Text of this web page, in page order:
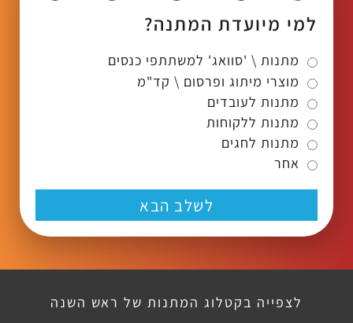
למי מיועדת המתנה?
מתנות \ 'סוואג' למשתתפי כנסים
מוצרי מיתוג ופרסום \ קד"מ
מתנות לעובדים
מתנות ללקוחות
מתנות לחגים
אחר
לשלב הבא
לצפייה בקטלוג המתנות של ראש השנה